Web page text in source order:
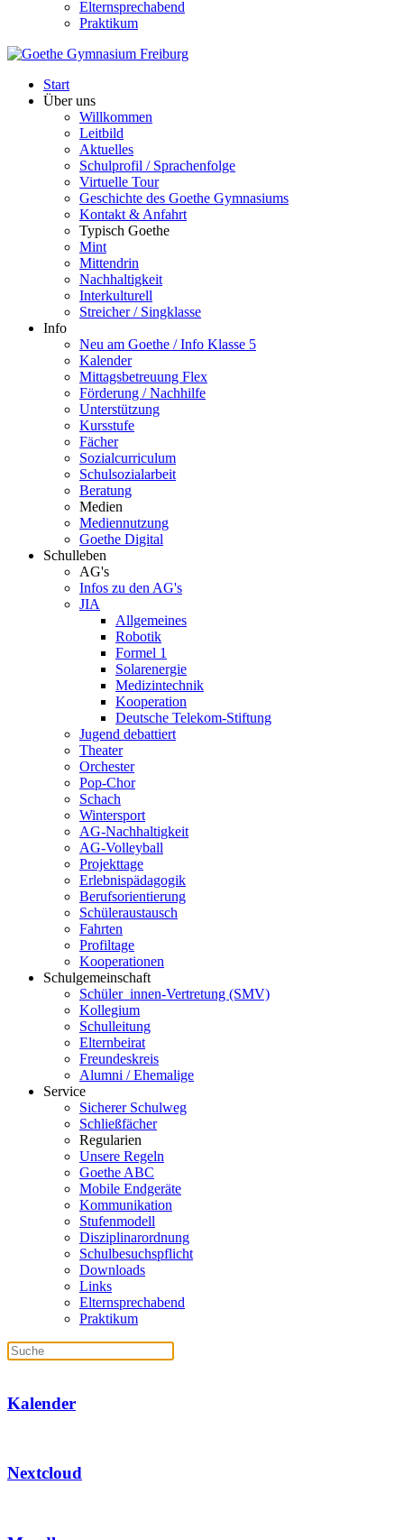
Elternsprechabend
Praktikum
Start
Über uns
Willkommen
Leitbild
Aktuelles
Schulprofil / Sprachenfolge
Virtuelle Tour
Geschichte des Goethe Gymnasiums
Kontakt & Anfahrt
Typisch Goethe
Mint
Mittendrin
Nachhaltigkeit
Interkulturell
Streicher / Singklasse
Info
Neu am Goethe / Info Klasse 5
Kalender
Mittagsbetreuung Flex
Förderung / Nachhilfe
Unterstützung
Kursstufe
Fächer
Sozialcurriculum
Schulsozialarbeit
Beratung
Medien
Mediennutzung
Goethe Digital
Schulleben
AG's
Infos zu den AG's
JIA
Allgemeines
Robotik
Formel 1
Solarenergie
Medizintechnik
Kooperation
Deutsche Telekom-Stiftung
Jugend debattiert
Theater
Orchester
Pop-Chor
Schach
Wintersport
AG-Nachhaltigkeit
AG-Volleyball
Projekttage
Erlebnispädagogik
Berufsorientierung
Schüleraustausch
Fahrten
Profiltage
Kooperationen
Schulgemeinschaft
Schüler_innen-Vertretung (SMV)
Kollegium
Schulleitung
Elternbeirat
Freundeskreis
Alumni / Ehemalige
Service
Sicherer Schulweg
Schließfächer
Regularien
Unsere Regeln
Goethe ABC
Mobile Endgeräte
Kommunikation
Stufenmodell
Disziplinarordnung
Schulbesuchspflicht
Downloads
Links
Elternsprechabend
Praktikum
Kalender
Nextcloud